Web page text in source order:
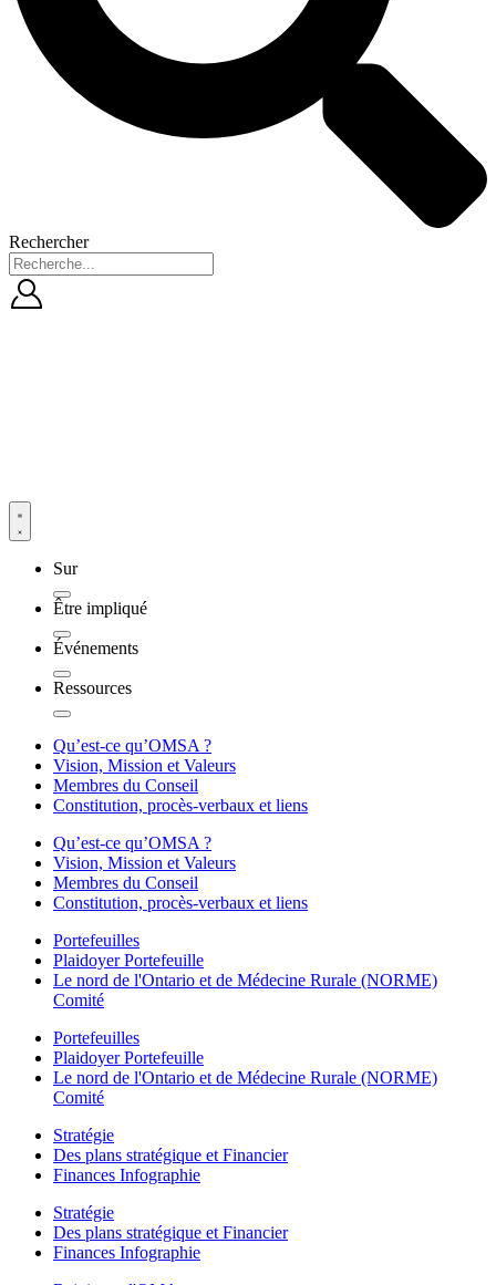
Rechercher
Sur
Être impliqué
Événements
Ressources
Qu’est-ce qu’OMSA ?
Vision, Mission et Valeurs
Membres du Conseil
Constitution, procès-verbaux et liens
Qu’est-ce qu’OMSA ?
Vision, Mission et Valeurs
Membres du Conseil
Constitution, procès-verbaux et liens
Portefeuilles
Plaidoyer Portefeuille
Le nord de l'Ontario et de Médecine Rurale (NORME)
Comité
Portefeuilles
Plaidoyer Portefeuille
Le nord de l'Ontario et de Médecine Rurale (NORME)
Comité
Stratégie
Des plans stratégique et Financier
Finances Infographie
Stratégie
Des plans stratégique et Financier
Finances Infographie